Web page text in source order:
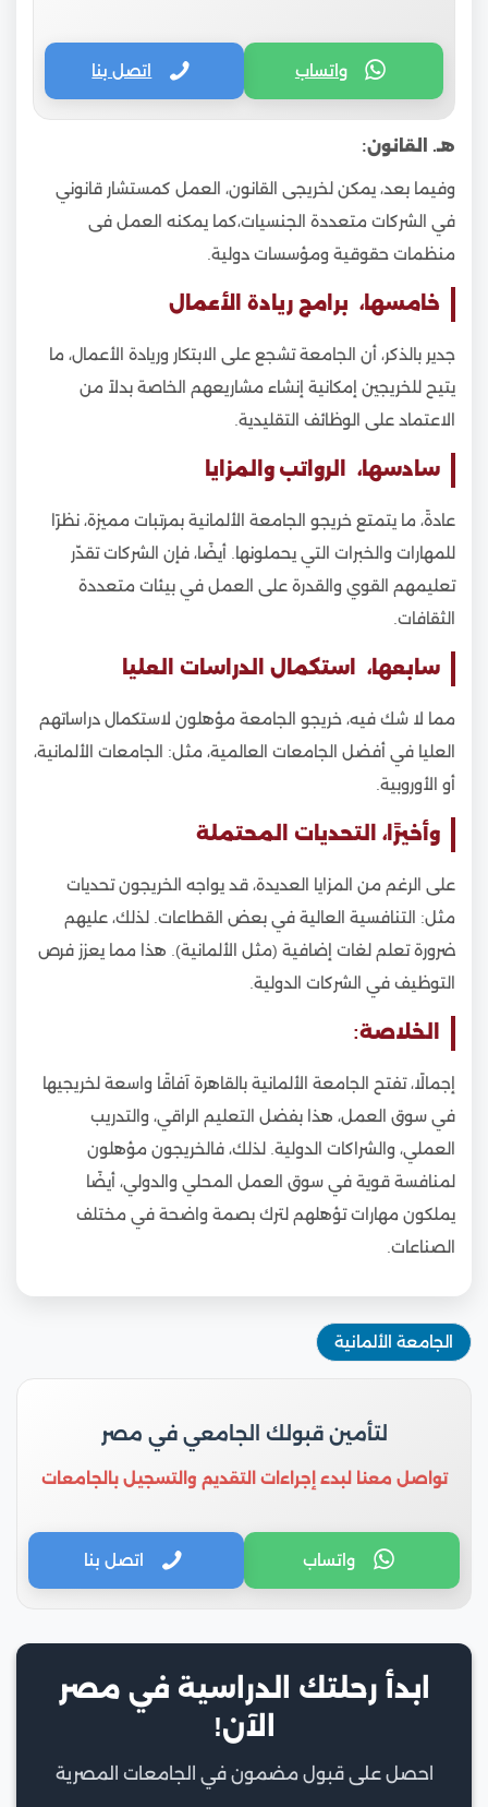
واتساب اتصل بنا
هـ. القانون:
وفيما بعد، يمكن لخريجى القانون، العمل كمستشار قانوني
في الشركات متعددة الجنسيات،كما يمكنه العمل فى
منظمات حقوقية ومؤسسات دولية.
خامسها، برامج ريادة الأعمال
جدير بالذكر، أن الجامعة تشجع على الابتكار وريادة الأعمال، ما
يتيح للخريجين إمكانية إنشاء مشاريعهم الخاصة بدلاً من
الاعتماد على الوظائف التقليدية.
سادسها، الرواتب والمزايا
عادةً، ما يتمتع خريجو الجامعة الألمانية بمرتبات مميزة، نظرًا
للمهارات والخبرات التي يحملونها. أيضًا، فإن الشركات تقدّر
تعليمهم القوي والقدرة على العمل في بيئات متعددة
الثقافات.
سابعها، استكمال الدراسات العليا
مما لا شك فيه، خريجو الجامعة مؤهلون لاستكمال دراساتهم
العليا في أفضل الجامعات العالمية، مثل: الجامعات الألمانية،
أو الأوروبية.
وأخيرًا، التحديات المحتملة
على الرغم من المزايا العديدة، قد يواجه الخريجون تحديات
مثل: التنافسية العالية في بعض القطاعات. لذلك، عليهم
ضرورة تعلم لغات إضافية (مثل الألمانية). هذا مما يعزز فرص
التوظيف في الشركات الدولية.
الخلاصة:
إجمالًا، تفتح الجامعة الألمانية بالقاهرة آفاقًا واسعة لخريجيها
في سوق العمل، هذا بفضل التعليم الراقي، والتدريب
العملي، والشراكات الدولية. لذلك، فالخريجون مؤهلون
لمنافسة قوية في سوق العمل المحلي والدولي، أيضًا
يملكون مهارات تؤهلهم لترك بصمة واضحة في مختلف
الصناعات.
الجامعة الألمانية
لتأمين قبولك الجامعي في مصر
تواصل معنا لبدء إجراءات التقديم والتسجيل بالجامعات
واتساب اتصل بنا
ابدأ رحلتك الدراسية في مصر
الآن!
احصل على قبول مضمون في الجامعات المصرية